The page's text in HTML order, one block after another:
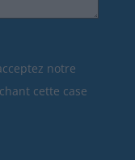
notre
cette case